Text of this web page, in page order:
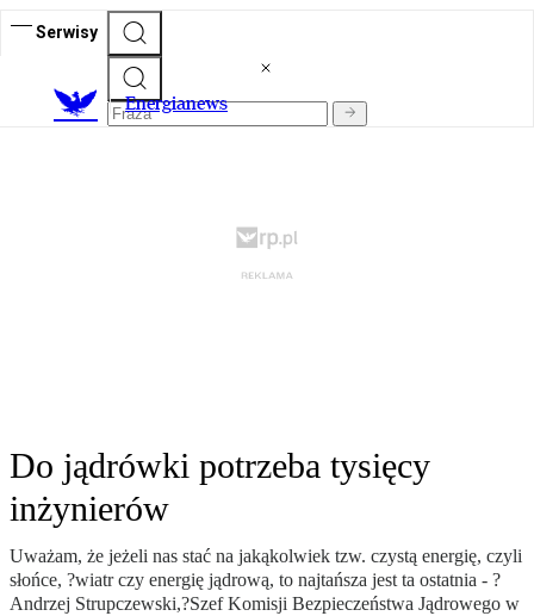
Serwisy
Energianews
Do jądrówki potrzeba tysięcy
inżynierów
Uważam, że jeżeli nas stać na jakąkolwiek tzw. czystą energię, czyli
słońce, ?wiatr czy energię jądrową, to najtańsza jest ta ostatnia - ?
Andrzej Strupczewski,?Szef Komisji Bezpieczeństwa Jądrowego w